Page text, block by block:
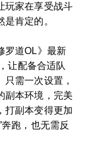
玩家在享受战斗
肯定的。
罗道OL》最新
让配备合适队
需一次设置，
副本环境，完美
打副本变得更加
跑，也无需反